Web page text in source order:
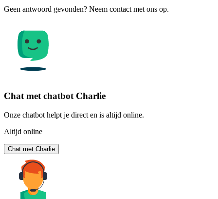
Geen antwoord gevonden? Neem contact met ons op.
Chat met chatbot Charlie
Onze chatbot helpt je direct en is altijd online.
Altijd online
Chat met Charlie